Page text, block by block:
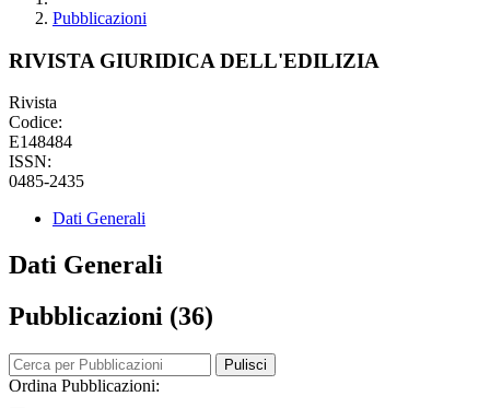
Pubblicazioni
RIVISTA GIURIDICA DELL'EDILIZIA
Rivista
Codice:
E148484
ISSN:
0485-2435
Dati Generali
Dati Generali
Pubblicazioni (36)
Pulisci
Ordina Pubblicazioni: